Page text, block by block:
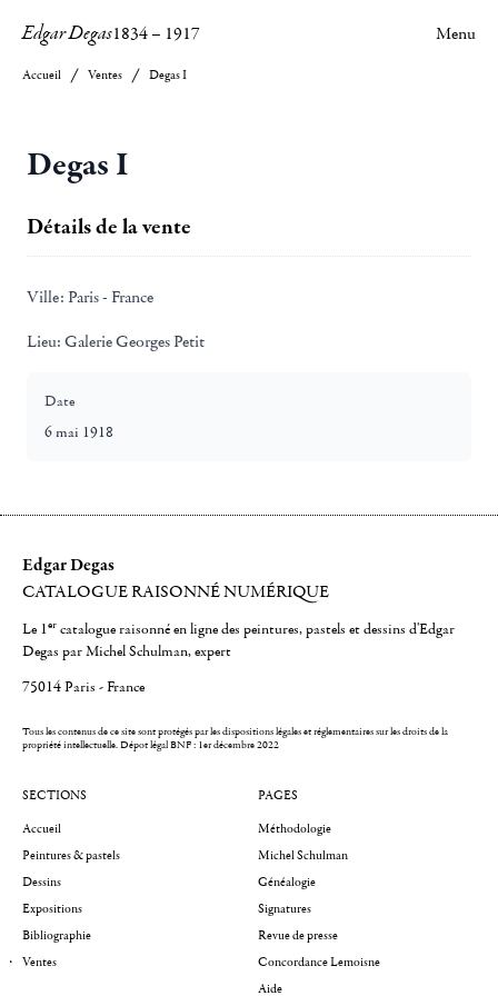
Edgar Degas1834– 1917 Menu
Accueil Ventes Degas I
Degas I
Détails de la vente
Ville: Paris - France
Lieu: Galerie Georges Petit
Date
6 mai 1918
Edgar Degas
CATALOGUE RAISONNÉ NUMÉRIQUE
Le 1er catalogue raisonné en ligne des peintures, pastels et dessins d'Edgar
Degas par Michel Schulman, expert
75014 Paris - France
Tous les contenus de ce site sont protégés par les dispositions légales et réglementaires sur les droits de la
propriété intellectuelle.Dépot légal BNF : 1er décembre 2022
SECTIONS
Accueil
Peintures & pastels
Dessins
Expositions
Bibliographie
Ventes
PAGES
Méthodologie
Michel Schulman
Généalogie
Signatures
Revue de presse
Concordance Lemoisne
Aide